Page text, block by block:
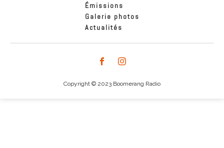
Émissions
Galerie photos
Actualités
Copyright © 2023 Boomerang Radio